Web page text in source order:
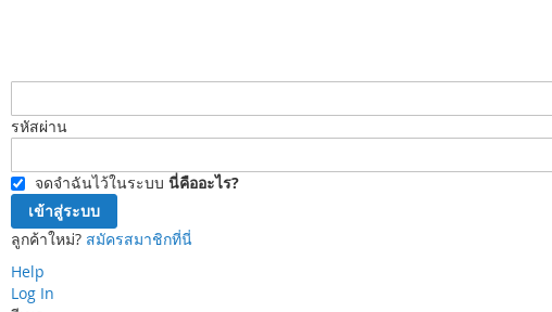
รหัสผ่าน
จดจำฉันไว้ในระบบ นี่คืออะไร?
เข้าสู่ระบบ
ลูกค้าใหม่? สมัครสมาชิกที่นี่
Help
Log In